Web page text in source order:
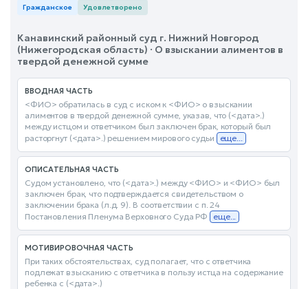
Гражданское Удовлетворено
Канавинский районный суд г. Нижний Новгород
(Нижегородская область) · О взыскании алиментов в
твердой денежной сумме
ВВОДНАЯ ЧАСТЬ
<ФИО> обратилась в суд с иском к <ФИО> о взыскании
алиментов в твердой денежной сумме, указав, что (<дата>.)
между истцом и ответчиком был заключен брак, который был
расторгнут (<дата>.) решением мирового судьи
еще...
ОПИСАТЕЛЬНАЯ ЧАСТЬ
Судом установлено, что (<дата>.) между <ФИО> и <ФИО> был
заключен брак, что подтверждается свидетельством о
заключении брака (л.д. 9). В соответствии с п. 24
Постановления Пленума Верховного Суда РФ еще...
МОТИВИРОВОЧНАЯ ЧАСТЬ
При таких обстоятельствах, суд полагает, что с ответчика
подлежат взысканию с ответчика в пользу истца на содержание
ребенка с (<дата>.)